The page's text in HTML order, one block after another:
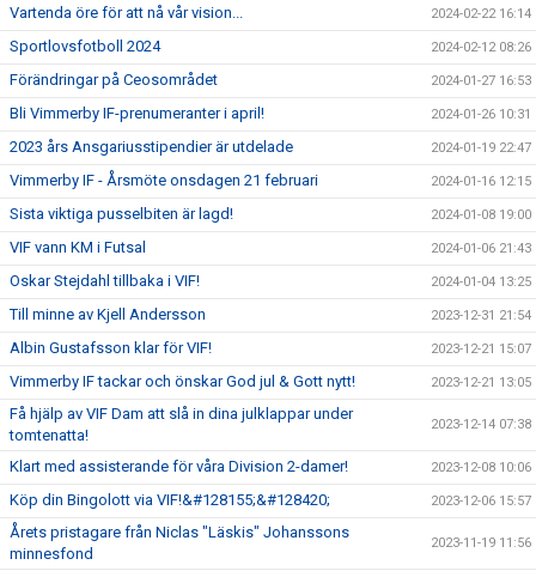
Vartenda öre för att nå vår vision... 2024-02-22 16:14
Sportlovsfotboll 2024 2024-02-12 08:26
Förändringar på Ceosområdet 2024-01-27 16:53
Bli Vimmerby IF-prenumeranter i april! 2024-01-26 10:31
2023 års Ansgariusstipendier är utdelade 2024-01-19 22:47
Vimmerby IF - Årsmöte onsdagen 21 februari 2024-01-16 12:15
Sista viktiga pusselbiten är lagd! 2024-01-08 19:00
VIF vann KM i Futsal 2024-01-06 21:43
Oskar Stejdahl tillbaka i VIF! 2024-01-04 13:25
Till minne av Kjell Andersson 2023-12-31 21:54
Albin Gustafsson klar för VIF! 2023-12-21 15:07
Vimmerby IF tackar och önskar God jul & Gott nytt! 2023-12-21 13:05
Få hjälp av VIF Dam att slå in dina julklappar under
tomtenatta!
2023-12-14 07:38
Klart med assisterande för våra Division 2-damer! 2023-12-08 10:06
Köp din Bingolott via VIF!&#128155;&#128420; 2023-12-06 15:57
Årets pristagare från Niclas "Läskis" Johanssons
minnesfond
2023-11-19 11:56